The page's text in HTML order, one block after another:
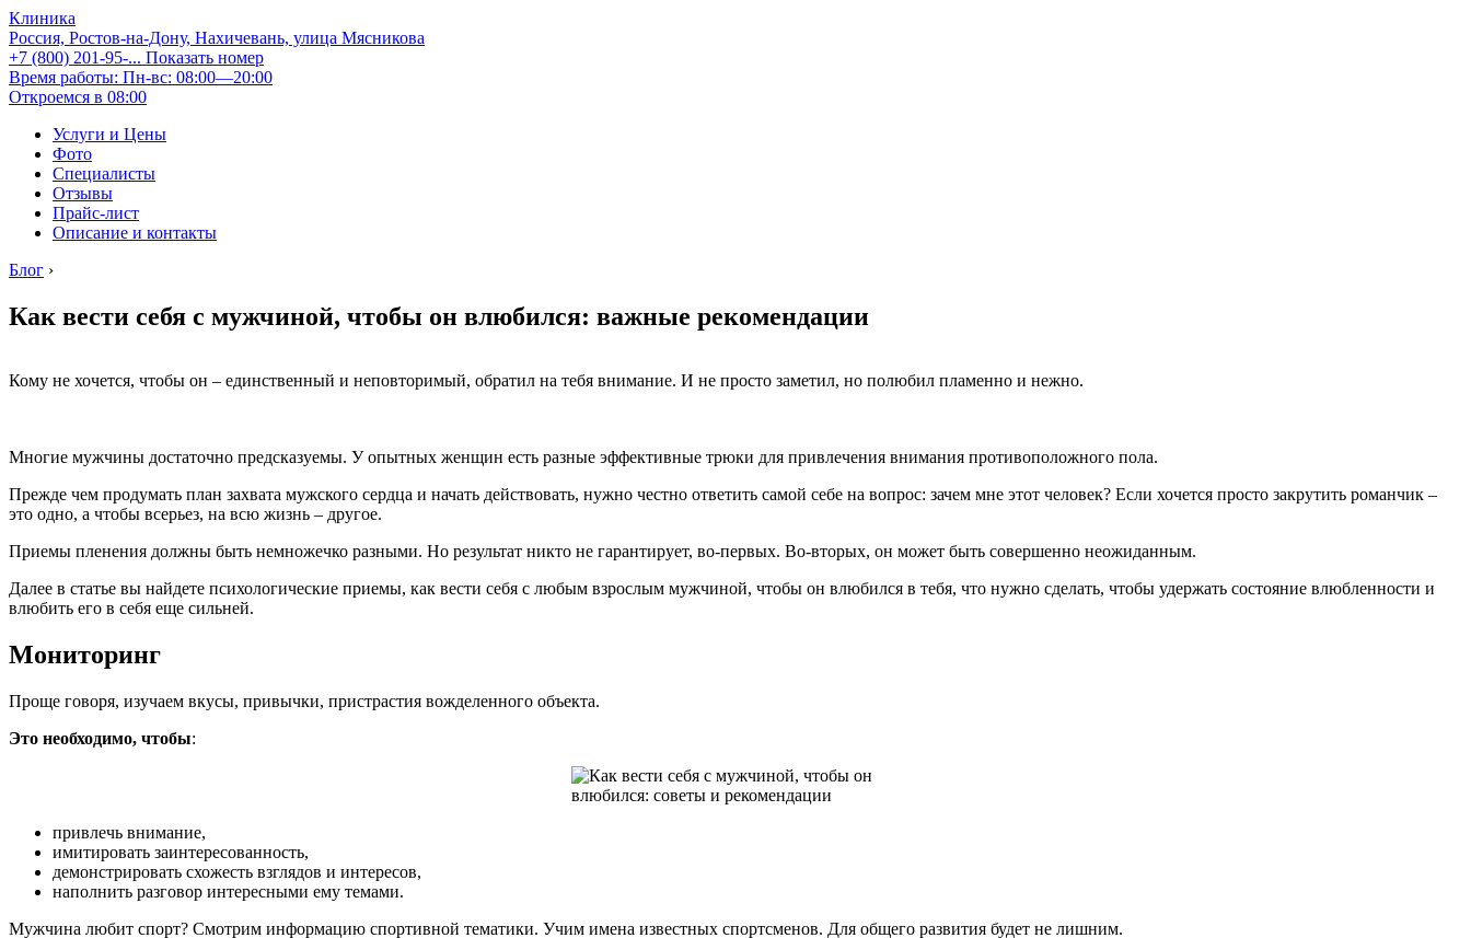
Клиника
Россия, Ростов-на-Дону, Нахичевань, улица Мясникова
+7 (800) 201-95-... Показать номер
Время работы: Пн-вс: 08:00—20:00
Откроемся в 08:00
Услуги и Цены
Фото
Специалисты
Отзывы
Прайс-лист
Описание и контакты
Блог ›
Как вести себя с мужчиной, чтобы он влюбился: важные рекомендации
Кому не хочется, чтобы он – единственный и неповторимый, обратил на тебя внимание. И не просто заметил, но полюбил пламенно и нежно.
Многие мужчины достаточно предсказуемы. У опытных женщин есть разные эффективные трюки для привлечения внимания противоположного пола.
Прежде чем продумать план захвата мужского сердца и начать действовать, нужно честно ответить самой себе на вопрос: зачем мне этот человек? Если хочется просто закрутить романчик –
это одно, а чтобы всерьез, на всю жизнь – другое.
Приемы пленения должны быть немножечко разными. Но результат никто не гарантирует, во-первых. Во-вторых, он может быть совершенно неожиданным.
Далее в статье вы найдете психологические приемы, как вести себя с любым взрослым мужчиной, чтобы он влюбился в тебя, что нужно сделать, чтобы удержать состояние влюбленности и
влюбить его в себя еще сильней.
Мониторинг
Проще говоря, изучаем вкусы, привычки, пристрастия вожделенного объекта.
Это необходимо, чтобы:
привлечь внимание,
имитировать заинтересованность,
демонстрировать схожесть взглядов и интересов,
наполнить разговор интересными ему темами.
Мужчина любит спорт? Смотрим информацию спортивной тематики. Учим имена известных спортсменов. Для общего развития будет не лишним.